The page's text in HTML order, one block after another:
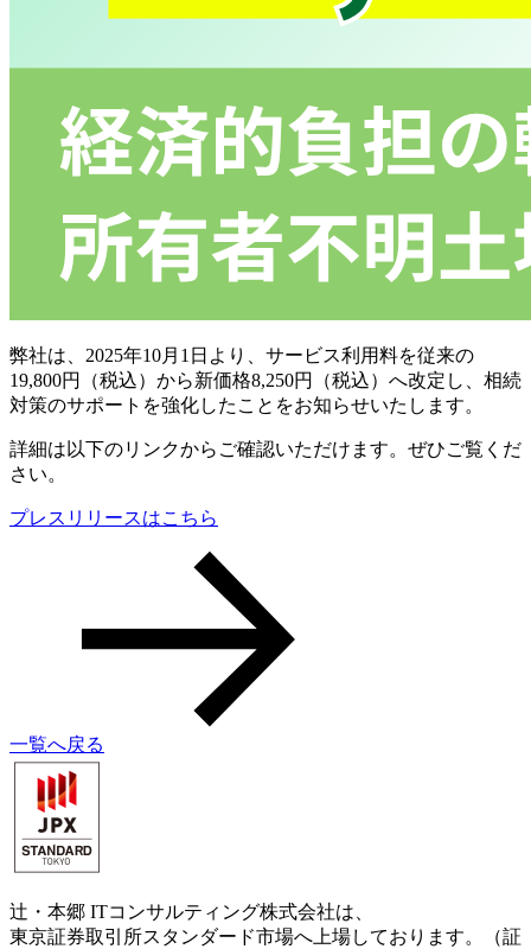
弊社は、2025年10月1日より、サービス利用料を従来の
19,800円（税込）から新価格8,250円（税込）へ改定し、相続
対策のサポートを強化したことをお知らせいたします。
詳細は以下のリンクからご確認いただけます。ぜひご覧くだ
さい。
プレスリリースはこちら
一覧へ戻る
辻・本郷 ITコンサルティング株式会社は、
東京証券取引所スタンダード市場へ上場しております。（証